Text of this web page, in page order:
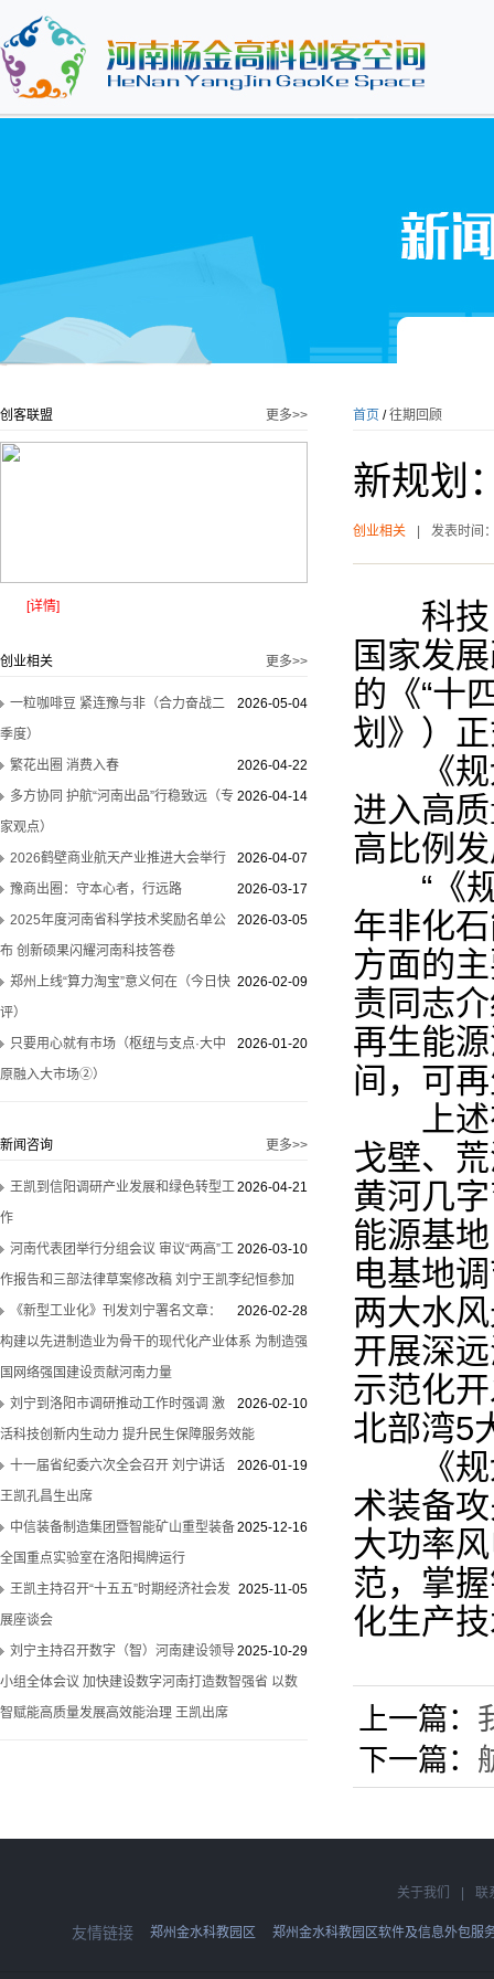
更多>>
创客联盟
[详情]
更多>>
创业相关
2026-05-04
一粒咖啡豆 紧连豫与非（合力奋战二
季度）
2026-04-22
繁花出圈 消费入春
2026-04-14
多方协同 护航“河南出品”行稳致远（专
家观点）
2026-04-07
2026鹤壁商业航天产业推进大会举行
2026-03-17
豫商出圈：守本心者，行远路
2026-03-05
2025年度河南省科学技术奖励名单公
布 创新硕果闪耀河南科技答卷
2026-02-09
郑州上线“算力淘宝”意义何在（今日快
评）
2026-01-20
只要用心就有市场（枢纽与支点·大中
原融入大市场②）
更多>>
新闻咨询
2026-04-21
王凯到信阳调研产业发展和绿色转型工
作
2026-03-10
河南代表团举行分组会议 审议“两高”工
作报告和三部法律草案修改稿 刘宁王凯李纪恒参加
2026-02-28
《新型工业化》刊发刘宁署名文章：
构建以先进制造业为骨干的现代化产业体系 为制造强
国网络强国建设贡献河南力量
2026-02-10
刘宁到洛阳市调研推动工作时强调 激
活科技创新内生动力 提升民生保障服务效能
2026-01-19
十一届省纪委六次全会召开 刘宁讲话
王凯孔昌生出席
2025-12-16
中信装备制造集团暨智能矿山重型装备
全国重点实验室在洛阳揭牌运行
2025-11-05
王凯主持召开“十五五”时期经济社会发
展座谈会
2025-10-29
刘宁主持召开数字（智）河南建设领导
小组全体会议 加快建设数字河南打造数智强省 以数
智赋能高质量发展高效能治理 王凯出席
首页 /往期回顾
新规划
创业相关 发表时间
科技日
国家发
的《“十
划》）
《规划
进入高
高比例
“《规
年非化
方面的
责同志
再生能
间，可
上述有
戈壁、
黄河几
能源基
电基地
两大水
开展深
示范化
北部湾5
《规划
术装备
大功率
范，掌
化生产
上一篇：
下一篇：
关于我们 联
友情链接 郑州金水科教园区 郑州金水科教园区软件及信息外包服